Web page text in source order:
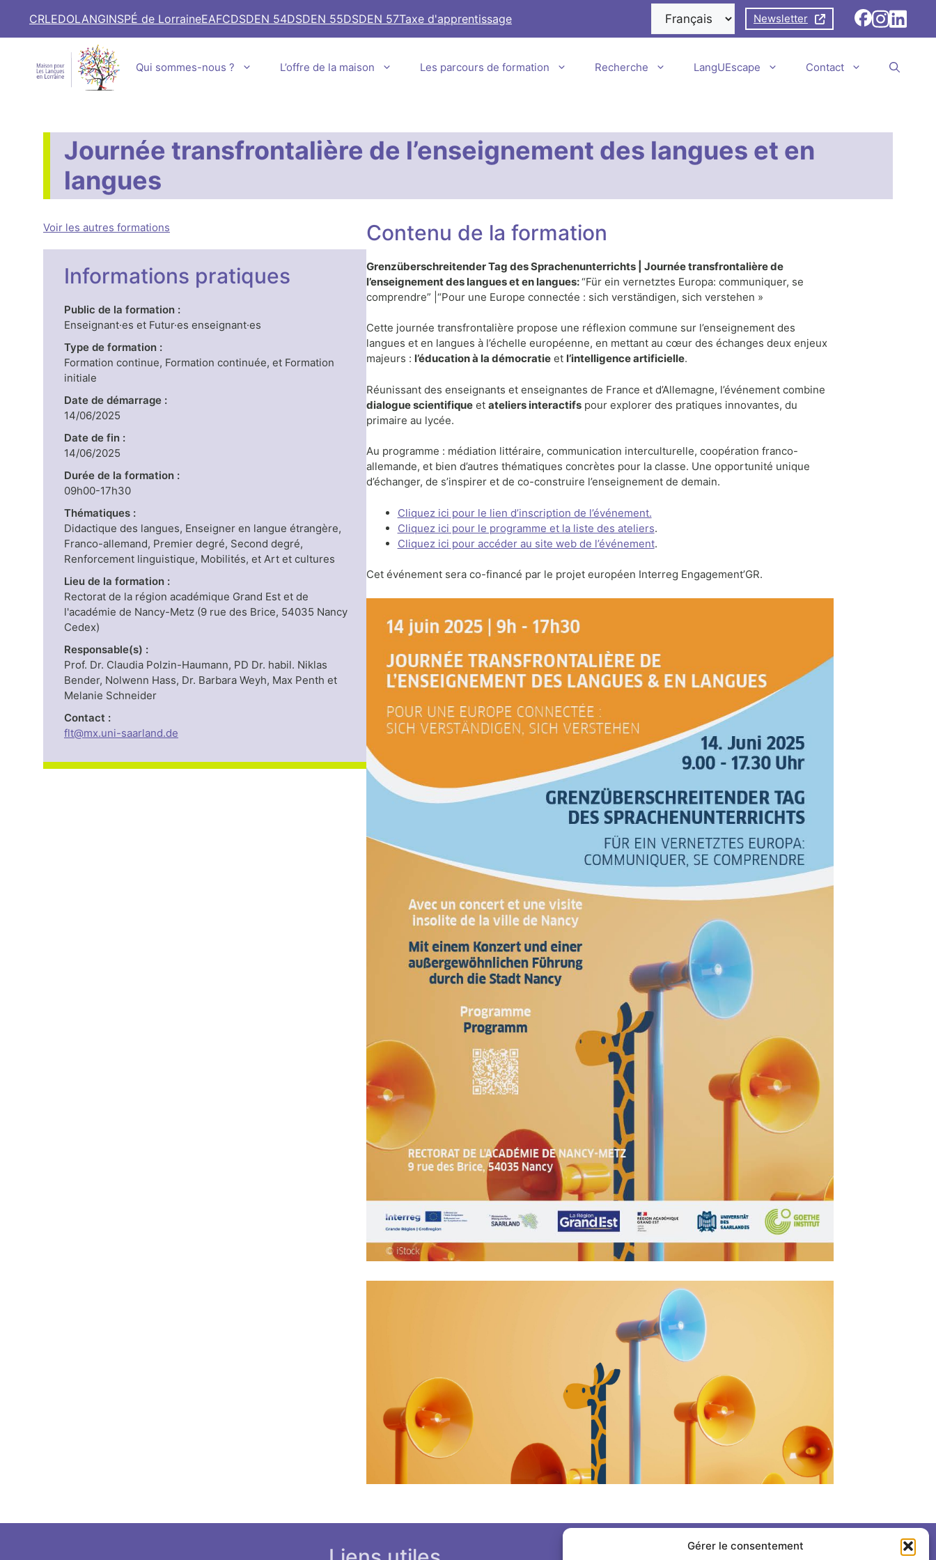
Gérer le consentement
contenu
CRLEDOLANGINSPÉ de LorraineEAFCDSDEN 54DSDEN 55DSDEN 57Taxe d'apprentissage Newsletter
Qui sommes-nous ? L’offre de la maison Les parcours de formation Recherche LangUEscape Contact
Journée transfrontalière de l’enseignement des langues et en
langues
Voir les autres formations
Informations pratiques
Public de la formation :
Enseignant·es et Futur·es enseignant·es
Type de formation :
Formation continue, Formation continuée, et Formation
initiale
Date de démarrage :
14/06/2025
Date de fin :
14/06/2025
Durée de la formation :
09h00-17h30
Thématiques :
Didactique des langues, Enseigner en langue étrangère,
Franco-allemand, Premier degré, Second degré,
Renforcement linguistique, Mobilités, et Art et cultures
Lieu de la formation :
Rectorat de la région académique Grand Est et de
l'académie de Nancy-Metz (9 rue des Brice, 54035 Nancy
Cedex)
Responsable(s) :
Prof. Dr. Claudia Polzin-Haumann, PD Dr. habil. Niklas
Bender, Nolwenn Hass, Dr. Barbara Weyh, Max Penth et
Melanie Schneider
Contact :
flt@mx.uni-saarland.de
Contenu de la formation
Grenzüberschreitender Tag des Sprachenunterrichts | Journée transfrontalière de
l’enseignement des langues et en langues:“Für ein vernetztes Europa: communiquer, se
comprendre” |“Pour une Europe connectée : sich verständigen, sich verstehen »
Cette journée transfrontalière propose une réflexion commune sur l’enseignement des
langues et en langues à l’échelle européenne, en mettant au cœur des échanges deux enjeux
majeurs : l’éducation à la démocratieet l’intelligence artificielle.
Réunissant des enseignants et enseignantes de France et d’Allemagne, l’événement combine
dialogue scientifiqueet ateliers interactifspour explorer des pratiques innovantes, du
primaire au lycée.
Au programme : médiation littéraire, communication interculturelle, coopération franco-
allemande, et bien d’autres thématiques concrètes pour la classe. Une opportunité unique
d’échanger, de s’inspirer et de co-construire l’enseignement de demain.
Cliquez ici pour le lien d’inscription de l’événement.
Cliquez ici pour le programme et la liste des ateliers.
Cliquez ici pour accéder au site web de l’événement.
Cet événement sera co-financé par le projet européen Interreg Engagement’GR.